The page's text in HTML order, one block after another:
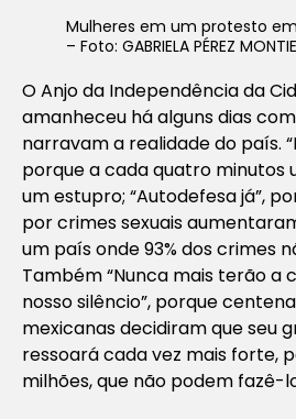
Mulheres em um protesto
– Foto: GABRIELA PÉREZ
O Anjo da Independência da
amanheceu há alguns dias
narravam a realidade do país.
porque a cada quatro minutos
um estupro; “Autodefesa já”,
por crimes sexuais
um país onde 93% dos crimes
Também “Nunca mais terão a
nosso silêncio”, porque
mexicanas decidiram que seu
ressoará cada vez mais forte,
milhões, que não podem fazê-